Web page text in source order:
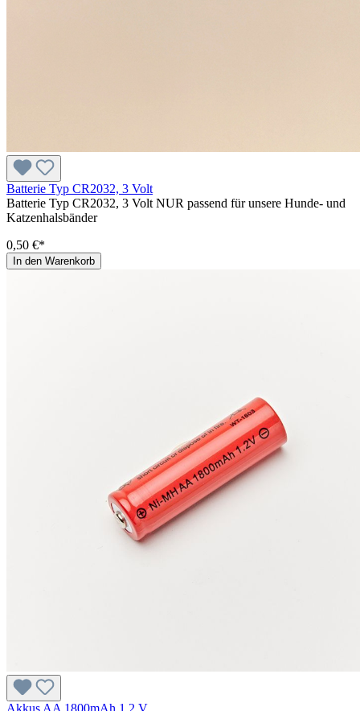
Batterie Typ CR2032, 3 Volt
Batterie Typ CR2032, 3 Volt NUR passend für unsere Hunde- und
Katzenhalsbänder
0,50 €*
In den Warenkorb
Akkus AA 1800mAh 1,2 V